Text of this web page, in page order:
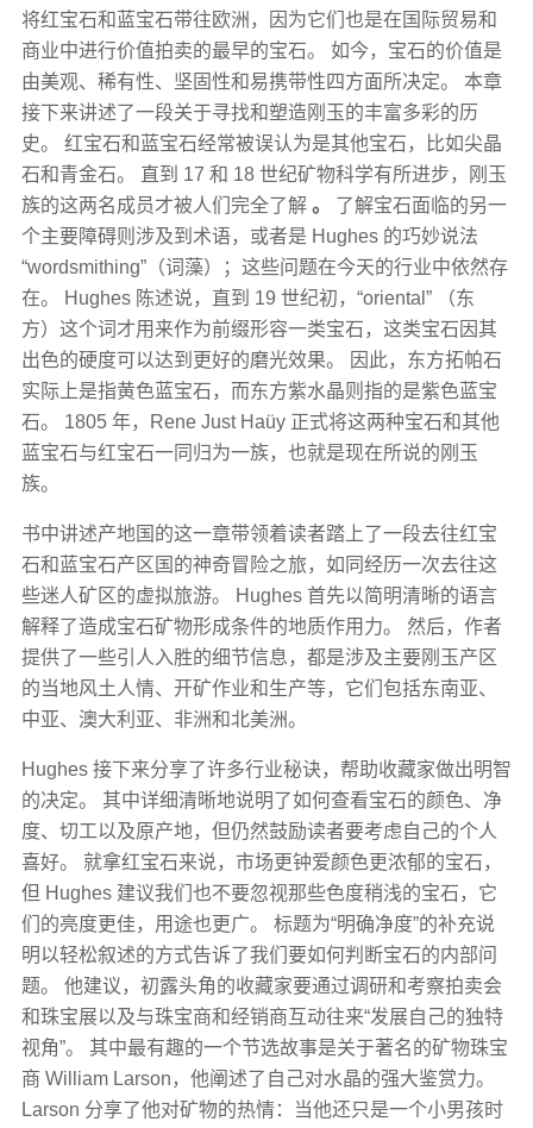
将红宝石和蓝宝石带往欧洲，因为它们也是在国际贸易和
商业中进行价值拍卖的最早的宝石。 如今，宝石的价值是
由美观、稀有性、坚固性和易携带性四方面所决定。 本章
接下来讲述了一段关于寻找和塑造刚玉的丰富多彩的历
史。 红宝石和蓝宝石经常被误认为是其他宝石，比如尖晶
石和青金石。 直到 17 和 18 世纪矿物科学有所进步，刚玉
族的这两名成员才被人们完全了解 。
了解宝石面临的另一
个主要障碍则涉及到术语，或者是 Hughes 的巧妙说法
“wordsmithing”（词藻）；这些问题在今天的行业中依然存
在。 Hughes 陈述说，直到 19 世纪初，“oriental” （东
方）这个词才用来作为前缀形容一类宝石，这类宝石因其
出色的硬度可以达到更好的磨光效果。 因此，东方拓帕石
实际上是指黄色蓝宝石，而东方紫水晶则指的是紫色蓝宝
石。 1805 年，Rene Just Haüy 正式将这两种宝石和其他
蓝宝石与红宝石一同归为一族，也就是现在所说的刚玉
族。
书中讲述产地国的这一章带领着读者踏上了一段去往红宝
石和蓝宝石产区国的神奇冒险之旅，如同经历一次去往这
些迷人矿区的虚拟旅游。 Hughes 首先以简明清晰的语言
解释了造成宝石矿物形成条件的地质作用力。 然后，作者
提供了一些引人入胜的细节信息，都是涉及主要刚玉产区
的当地风土人情、开矿作业和生产等，它们包括东南亚、
中亚、澳大利亚、非洲和北美洲。
Hughes 接下来分享了许多行业秘诀，帮助收藏家做出明智
的决定。 其中详细清晰地说明了如何查看宝石的颜色、净
度、切工以及原产地，但仍然鼓励读者要考虑自己的个人
喜好。 就拿红宝石来说，市场更钟爱颜色更浓郁的宝石，
但 Hughes 建议我们也不要忽视那些色度稍浅的宝石，它
们的亮度更佳，用途也更广。 标题为“明确净度”的补充说
明以轻松叙述的方式告诉了我们要如何判断宝石的内部问
题。 他建议，初露头角的收藏家要通过调研和考察拍卖会
和珠宝展以及与珠宝商和经销商互动往来“发展自己的独特
视角”。 其中最有趣的一个节选故事是关于著名的矿物珠宝
商 William Larson，他阐述了自己对水晶的强大鉴赏力。
Larson 分享了他对矿物的热情：当他还只是一个小男孩时